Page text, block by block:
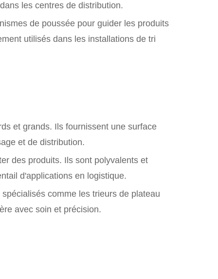
les centres de distribution.
de poussée pour guider les produits
utilisés dans les installations de tri
et grands. Ils fournissent une surface
et de distribution.
des produits. Ils sont polyvalents et
d'applications en logistique.
comme les trieurs de plateau
avec soin et précision.